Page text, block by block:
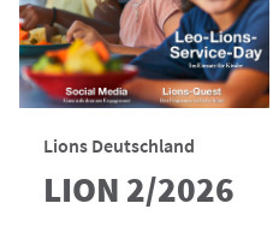
Lions Deutschland
LION 2/2026